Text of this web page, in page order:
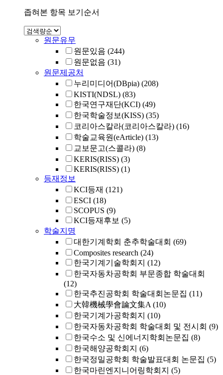
좁혀본 항목 보기순서
원문유무
원문있음 (244)
원문없음 (31)
원문제공처
누리미디어(DBpia) (208)
KISTI(NDSL) (83)
한국연구재단(KCI) (49)
한국학술정보(KISS) (35)
코리아스칼라(코리아스칼라) (16)
학술교육원(eArticle) (13)
교보문고(스콜라) (8)
KERIS(RISS) (3)
KERIS(RISS) (1)
등재정보
KCI등재 (121)
ESCI (18)
SCOPUS (9)
KCI등재후보 (5)
학술지명
대한기계학회 춘추학술대회 (69)
Composites research (24)
한국기계기술학회지 (12)
한국자동차공학회 부문종합 학술대회
(12)
한국추진공학회 학술대회논문집 (11)
大韓機械學會論文集A (10)
한국기계가공학회지 (10)
한국자동차공학회 학술대회 및 전시회 (9)
한국수소 및 신에너지학회논문집 (8)
한국해양공학회지 (6)
한국정밀공학회 학술발표대회 논문집 (5)
한국마린엔지니어링학회지 (5)